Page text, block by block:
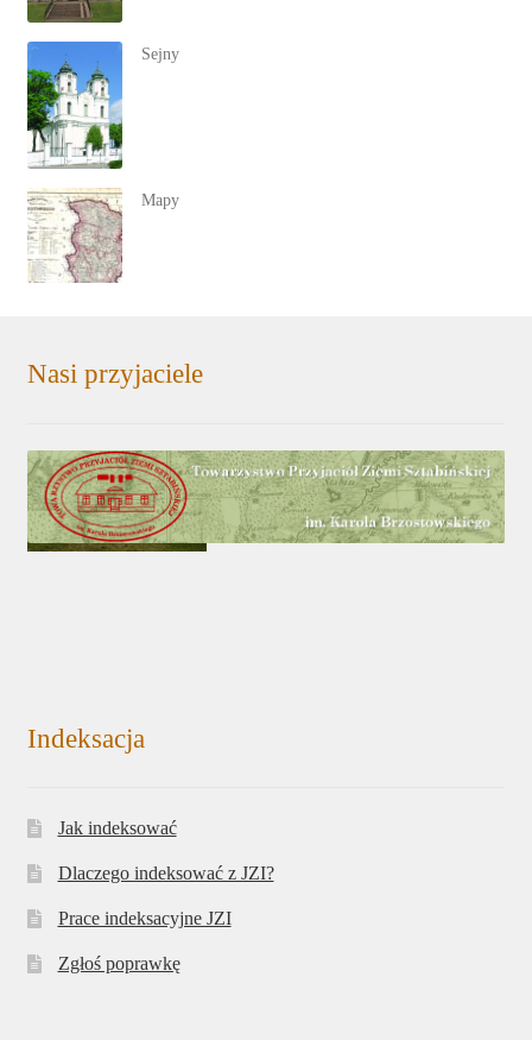
Sejny
Mapy
Nasi przyjaciele
Indeksacja
Jak indeksować
Dlaczego indeksować z JZI?
Prace indeksacyjne JZI
Zgłoś poprawkę